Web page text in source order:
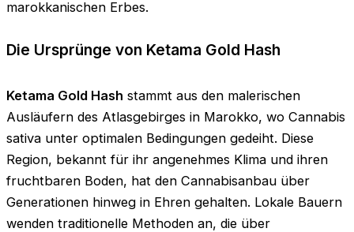
marokkanischen Erbes.
Die Ursprünge von Ketama Gold Hash
Ketama Gold Hash stammt aus den malerischen
Ausläufern des Atlasgebirges in Marokko, wo Cannabis
sativa unter optimalen Bedingungen gedeiht. Diese
Region, bekannt für ihr angenehmes Klima und ihren
fruchtbaren Boden, hat den Cannabisanbau über
Generationen hinweg in Ehren gehalten. Lokale Bauern
wenden traditionelle Methoden an, die über